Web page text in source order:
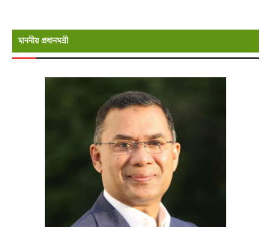
মাননীয় প্রধানমন্রী